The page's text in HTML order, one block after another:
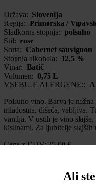
Ali
Država: Slovenija
Regija: Primorska /
Sladkorna stopnja: polsuho
Stil: rose
Sorta: Cabernet sauvignon
Stopnja alkohola: 12,5 %
Vinar: Batič
Volumen: 0,75 L
VSEBUJE ALERGENE::
Polsuho vino. Barva je
mladostna, dišeča, vabljiva.
vanilja. V ustih je vino
kislinami. Za ljubitelje slajših
Cena z DDV:25,00€